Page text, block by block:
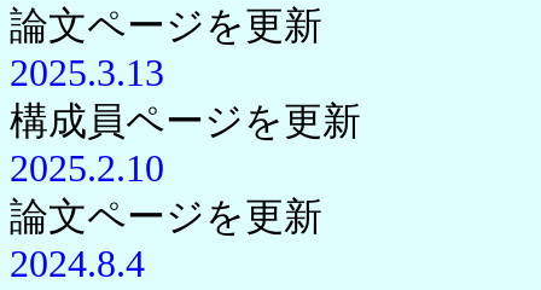
論文ページを更新
2025.3.13
構成員ページを更新
2025.2.10
論文ページを更新
2024.8.4